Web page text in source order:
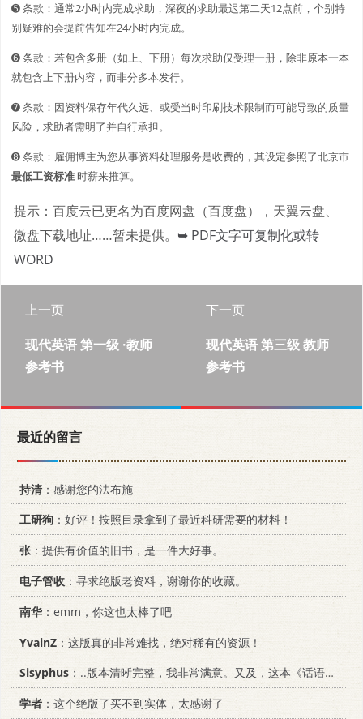
➎ 条款：通常2小时内完成求助，深夜的求助最迟第二天12点前，个别特
别疑难的会提前告知在24小时内完成。
➏ 条款：若包含多册（如上、下册）每次求助仅受理一册，除非原本一本
就包含上下册内容，而非分多本发行。
➐ 条款：因资料保存年代久远、或受当时印刷技术限制而可能导致的质量
风险，求助者需明了并自行承担。
➑ 条款：雇佣博主为您从事资料处理服务是收费的，其设定参照了北京市
最低工资标准时薪来推算。
提示：百度云已更名为百度网盘（百度盘），天翼云盘、
微盘下载地址……暂未提供。 ➥ PDF文字可复制化或转
WORD
上一页
现代英语 第一级 ·教师
参考书
下一页
现代英语 第三级 教师
参考书
最近的留言
持清 ：感谢您的法布施
工研狗 ：好评！按照目录拿到了最近科研需要的材料！
张：提供有价值的旧书，是一件大好事。
电子管收 ：寻求绝版老资料，谢谢你的收藏。
南华：emm，你这也太棒了吧
YvainZ ：这版真的非常难找，绝对稀有的资源！
Sisyphus ：..版本清晰完整，我非常满意。又及，这本《话语的真相》...
学者 ：这个绝版了买不到实体，太感谢了